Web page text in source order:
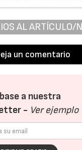
AL ARTÍCULO/
un comentario
a nuestra
- Ver ejemplo